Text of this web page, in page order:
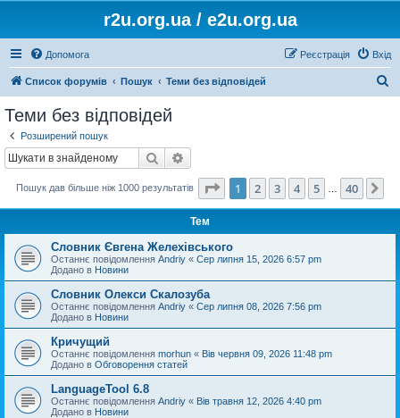
r2u.org.ua / e2u.org.ua
Допомога Вхід
Реєстрація
Список форумів Пошук Теми без відповідей
Теми без відповідей
Розширений пошук
Пошук
Пошук дав більше ніж 1000 результатів Сторінка 1 40
1 2 3 4 5 40
Тем
Словник Євгена Желехівського
Останнє повідомлення Andriy « Сер липня 15, 2026 6:57 pm
Додано в Новини
Словник Олекси Скалозуба
Останнє повідомлення Andriy « Сер липня 08, 2026 7:56 pm
Додано в Новини
Кричущий
Останнє повідомлення morhun « Вів червня 09, 2026 11:48 pm
Додано в Обговорення статей
LanguageTool 6.8
Останнє повідомлення Andriy « Вів травня 12, 2026 4:40 pm
Додано в Новини